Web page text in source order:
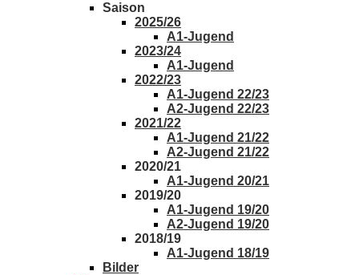
Saison
2025/26
A1-Jugend
2023/24
A1-Jugend
2022/23
A1-Jugend 22/23
A2-Jugend 22/23
2021/22
A1-Jugend 21/22
A2-Jugend 21/22
2020/21
A1-Jugend 20/21
2019/20
A1-Jugend 19/20
A2-Jugend 19/20
2018/19
A1-Jugend 18/19
Bilder